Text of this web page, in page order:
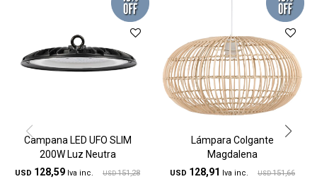
Campana LED UFO SLIM
200W Luz Neutra
USD 128,59 USD 151,28
Lámpara Colgante
Magdalena
USD 128,91 USD 151,66